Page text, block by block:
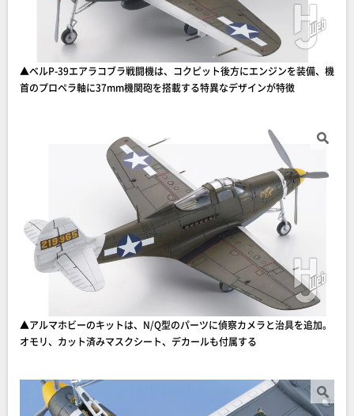
▲ベルP-39エアラコブラ戦闘機は、コクピット後方にエンジンを装備、機
首のプロペラ軸に37mm機関砲を搭載する特異なデザインが特徴
▲アルマホビーのキットは、N/Q型のパーツに偵察カメラと治具を追加。
オモリ、カット済みマスクシート、デカールも付属する